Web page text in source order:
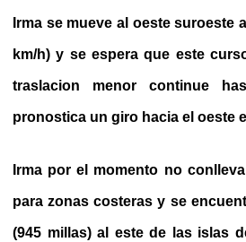
Irma se mueve al oeste suroeste
km/h) y se espera que este
traslacion menor continue
pronostica un giro hacia el oeste
Irma por el momento no
para zonas costeras y se
(945 millas) al este de las islas